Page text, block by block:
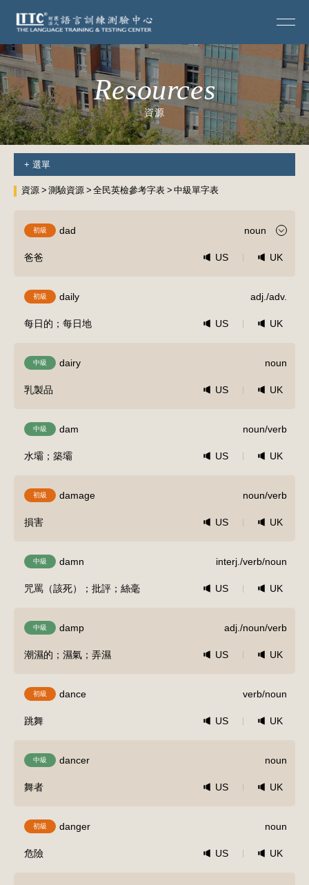
Resources
資源
+ 選單
資源 測驗資源 全民英檢參考字表 中級單字表
初級 dad noun
爸爸 US UK
初級 daily adj./adv.
每日的；每日地 US UK
中級 dairy noun
乳製品 US UK
中級 dam noun/verb
水壩；築壩 US UK
初級 damage noun/verb
損害 US UK
中級 damn interj./verb/noun
咒罵（該死）；批評；絲毫 US UK
中級 damp adj./noun/verb
潮濕的；濕氣；弄濕 US UK
初級 dance verb/noun
跳舞 US UK
中級 dancer noun
舞者 US UK
初級 danger noun
危險 US UK